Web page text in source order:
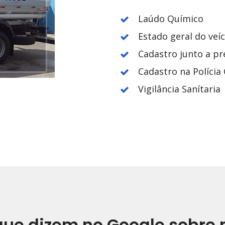
Laúdo Químico
Estado geral do
Cadastro junto a
Cadastro na Polícia
Vigilância Sanítaria